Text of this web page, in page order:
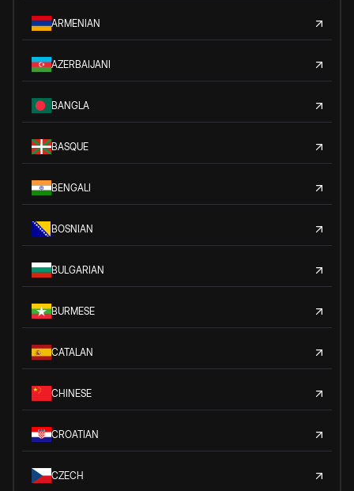
ARMENIAN
AZERBAIJANI
BANGLA
BASQUE
BENGALI
BOSNIAN
BULGARIAN
BURMESE
CATALAN
CHINESE
CROATIAN
CZECH